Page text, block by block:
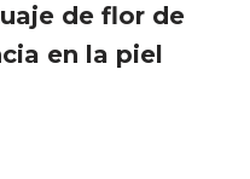
de flor de
en la piel